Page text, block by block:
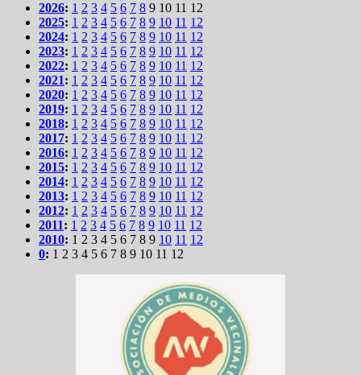
2026: 1 2 3 4 5 6 7 8 9 10 11 12
2025: 1 2 3 4 5 6 7 8 9 10 11 12
2024: 1 2 3 4 5 6 7 8 9 10 11 12
2023: 1 2 3 4 5 6 7 8 9 10 11 12
2022: 1 2 3 4 5 6 7 8 9 10 11 12
2021: 1 2 3 4 5 6 7 8 9 10 11 12
2020: 1 2 3 4 5 6 7 8 9 10 11 12
2019: 1 2 3 4 5 6 7 8 9 10 11 12
2018: 1 2 3 4 5 6 7 8 9 10 11 12
2017: 1 2 3 4 5 6 7 8 9 10 11 12
2016: 1 2 3 4 5 6 7 8 9 10 11 12
2015: 1 2 3 4 5 6 7 8 9 10 11 12
2014: 1 2 3 4 5 6 7 8 9 10 11 12
2013: 1 2 3 4 5 6 7 8 9 10 11 12
2012: 1 2 3 4 5 6 7 8 9 10 11 12
2011: 1 2 3 4 5 6 7 8 9 10 11 12
2010: 1 2 3 4 5 6 7 8 9 10 11 12
0: 1 2 3 4 5 6 7 8 9 10 11 12